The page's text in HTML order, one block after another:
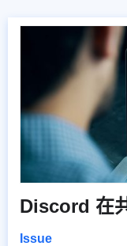
Discord 在
Issue